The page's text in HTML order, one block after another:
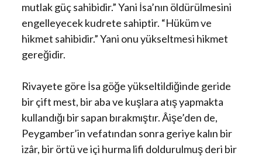
mutlak güç sahibidir.” Yani İsa’nın öldürülmesini
engelleyecek kudrete sahiptir. “Hüküm ve
hikmet sahibidir.” Yani onu yükseltmesi hikmet
gereğidir.
Rivayete göre İsa göğe yükseltildiğinde geride
bir çift mest, bir aba ve kuşlara atış yapmakta
kullandığı bir sapan bırakmıştır. Âişe’den de,
Peygamber’in vefatından sonra geriye kalın bir
izâr, bir örtü ve içi hurma lifi doldurulmuş deri bir